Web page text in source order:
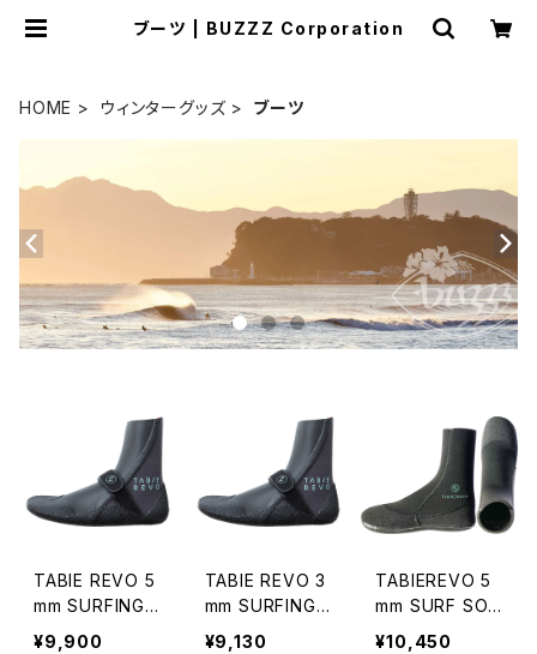
ブーツ | BUZZZ Corporation
HOME ウィンターグッズ ブーツ
TABIE REVO 5
mm SURFING
BOOTS
¥9,900
TABIE REVO 3
mm SURFING
BOOTS
¥9,130
TABIEREVO 5
mm SURF SOC
KS
¥10,450